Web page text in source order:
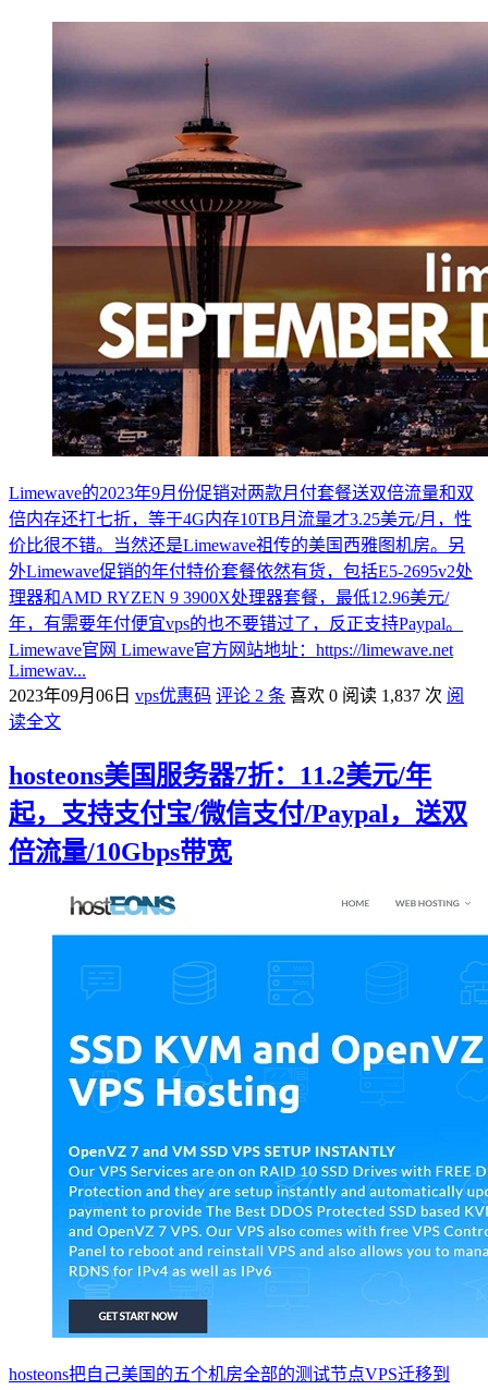
Limewave的2023年9月份促销对两款月付套餐送双倍流量和双
倍内存还打七折，等于4G内存10TB月流量才3.25美元/月，性
价比很不错。当然还是Limewave祖传的美国西雅图机房。另
外Limewave促销的年付特价套餐依然有货，包括E5-2695v2处
理器和AMD RYZEN 9 3900X处理器套餐，最低12.96美元/
年，有需要年付便宜vps的也不要错过了，反正支持Paypal。
Limewave官网 Limewave官方网站地址：https://limewave.net
Limewav...
2023年09月06日 vps优惠码 评论 2 条 喜欢 0 阅读 1,837 次 阅
读全文
hosteons美国服务器7折：11.2美元/年
起，支持支付宝/微信支付/Paypal，送双
倍流量/10Gbps带宽
hosteons把自己美国的五个机房全部的测试节点VPS迁移到